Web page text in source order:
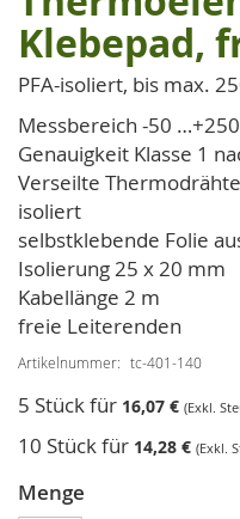
der
Bildgalerie
springen
Klebepad,
PFA-isoliert, bis max.
Messbereich -50
Genauigkeit Klasse 1
Verseilte
isoliert
selbstklebende Folie
Isolierung 25 x 20 mm
Kabellänge 2 m
freie Leiterenden
Artikelnummer tc-401-140
5 Stück für 16,07 €
10 Stück für 14,28 €
Menge